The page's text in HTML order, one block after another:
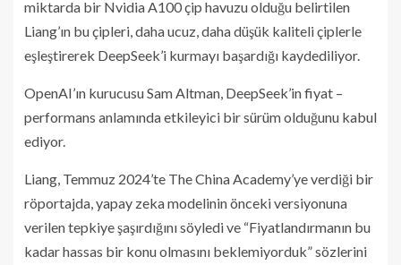
miktarda bir Nvidia A100 çip havuzu olduğu belirtilen
Liang’ın bu çipleri, daha ucuz, daha düşük kaliteli çiplerle
eşleştirerek DeepSeek’i kurmayı başardığı kaydediliyor.
OpenAI’ın kurucusu Sam Altman, DeepSeek’in fiyat –
performans anlamında etkileyici bir sürüm olduğunu kabul
ediyor.
Liang, Temmuz 2024’te The China Academy’ye verdiği bir
röportajda, yapay zeka modelinin önceki versiyonuna
verilen tepkiye şaşırdığını söyledi ve “Fiyatlandırmanın bu
kadar hassas bir konu olmasını beklemiyorduk” sözlerini